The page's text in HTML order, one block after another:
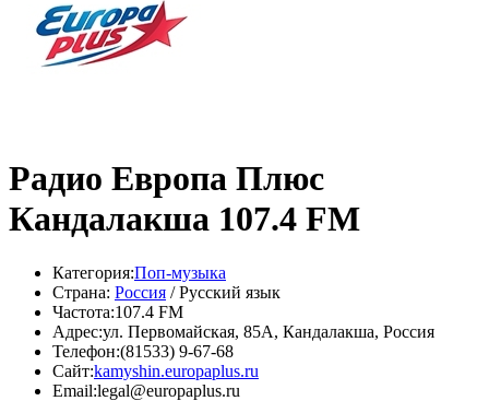
Радио Европа Плюс
Кандалакша 107.4 FM
Категория:Поп-музыка
Страна: Россия / Русский язык
Частота:107.4 FM
Адрес:ул. Первомайская, 85А, Кандалакша, Россия
Телефон:(81533) 9-67-68
Сайт:kamyshin.europaplus.ru
Email:legal@europaplus.ru